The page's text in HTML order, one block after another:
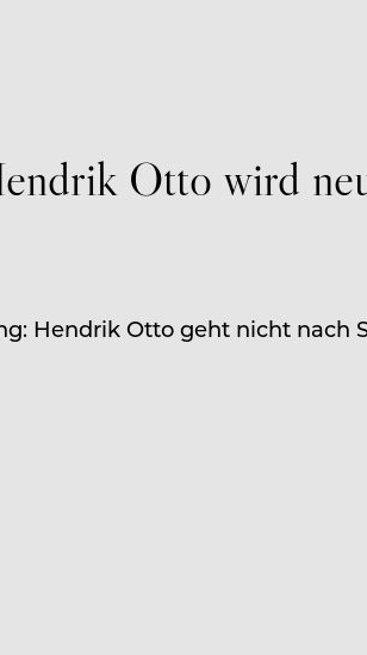
Otto wird
Hendrik Otto geht nicht nach